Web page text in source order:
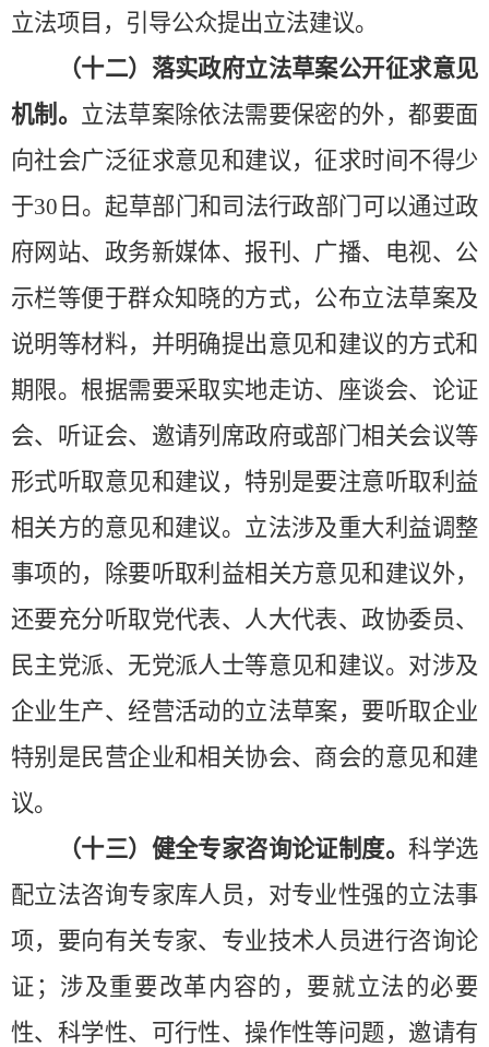
立法项目，引导公众提出立法建议。
（十二）落实政府立法草案公开征求意见
机制。 立法草案除依法需要保密的外，都要面
向社会广泛征求意见和建议，征求时间不得少
于30日。起草部门和司法行政部门可以通过政
府网站、政务新媒体、报刊、广播、电视、公
示栏等便于群众知晓的方式，公布立法草案及
说明等材料，并明确提出意见和建议的方式和
期限。根据需要采取实地走访、座谈会、论证
会、听证会、邀请列席政府或部门相关会议等
形式听取意见和建议，特别是要注意听取利益
相关方的意见和建议。立法涉及重大利益调整
事项的，除要听取利益相关方意见和建议外，
还要充分听取党代表、人大代表、政协委员、
民主党派、无党派人士等意见和建议。对涉及
企业生产、经营活动的立法草案，要听取企业
特别是民营企业和相关协会、商会的意见和建
议。
（十三）健全专家咨询论证制度。科学选
配立法咨询专家库人员，对专业性强的立法事
项，要向有关专家、专业技术人员进行咨询论
证；涉及重要改革内容的，要就立法的必要
性、科学性、可行性、操作性等问题，邀请有